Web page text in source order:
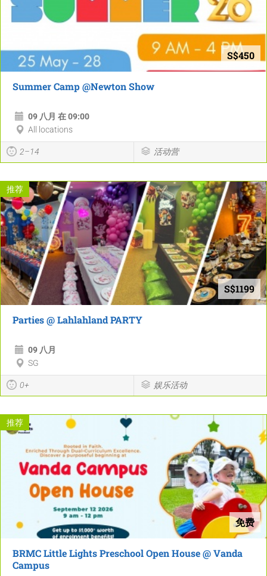
S$450
Summer Camp @Newton Show
09 八月 在 09:00
All locations
2–14 活动营
推荐
S$1199
Parties @ Lahlahland PARTY
09 八月
SG
0+ 娱乐活动
推荐
免费
BRMC Little Lights Preschool Open House @ Vanda
Campus